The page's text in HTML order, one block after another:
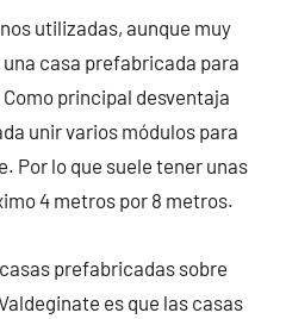
utilizadas, aunque muy
casa prefabricada para
principal desventaja
unir varios módulos para
Por lo que suele tener unas
4 metros por 8 metros.
prefabricadas sobre
es que las casas